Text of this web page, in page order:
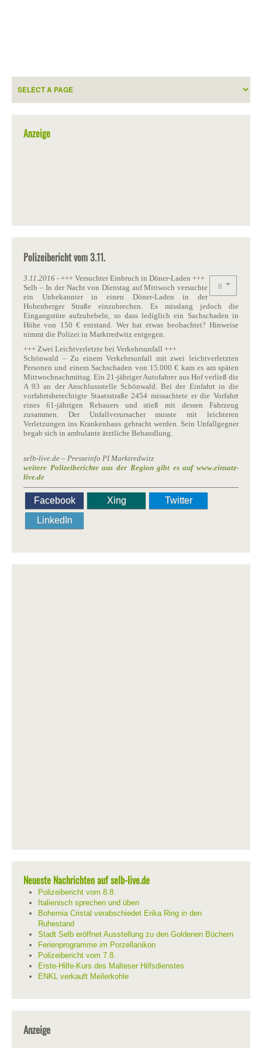
Anzeige
Polizeibericht vom 3.11.
3.11.2016 - +++ Versuchter Einbruch in Döner-Laden +++
Selb – In der Nacht von Dienstag auf Mittwoch versuchte
ein Unbekannter in einen Döner-Laden in der
Hohenberger Straße einzubrechen. Es misslang jedoch die
Eingangstüre aufzuhebeln, so dass lediglich ein Sachschaden in
Höhe von 150 € entstand. Wer hat etwas beobachtet? Hinweise
nimmt die Polizei in Marktredwitz entgegen.
+++ Zwei Leichtverletzte bei Verkehrsunfall +++
Schönwald – Zu einem Verkehrsunfall mit zwei leichtverletzten
Personen und einem Sachschaden von 15.000 € kam es am späten
Mittwochnachmittag. Ein 21-jähriger Autofahrer aus Hof verließ die
A 93 an der Anschlussstelle Schönwald. Bei der Einfahrt in die
vorfahrtsberechtigte Staatsstraße 2454 missachtete er die Vorfahrt
eines 61-jährigen Rehauers und stieß mit dessen Fahrzeug
zusammen. Der Unfallverursacher musste mit leichteren
Verletzungen ins Krankenhaus gebracht werden. Sein Unfallgegner
begab sich in ambulante ärztliche Behandlung.
selb-live.de – Presseinfo PI Marktredwitz
weitere Polizeiberichte aus der Region gibt es auf www.einsatz-
live.de
Facebook Xing
Twitter
LinkedIn
Neueste Nachrichten auf selb-live.de
Polizeibericht vom 8.8.
Italienisch sprechen und üben
Bohemia Cristal verabschiedet Erika Ring in den
Ruhestand
Stadt Selb eröffnet Ausstellung zu den Goldenen Büchern
Ferienprogramme im Porzellanikon
Polizeibericht vom 7.8.
Erste-Hilfe-Kurs des Malteser Hilfsdienstes
ENKL verkauft Meilerkohle
Anzeige